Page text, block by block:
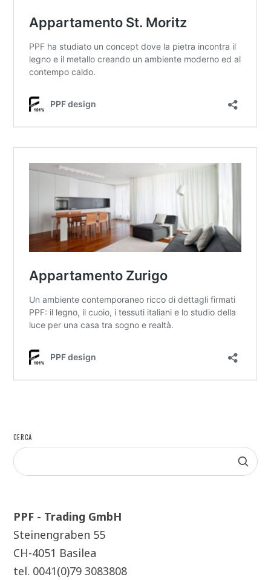
CERCA
PPF - Trading GmbH
Steinengraben 55
CH-4051 Basilea
tel. 0041(0)79 3083808